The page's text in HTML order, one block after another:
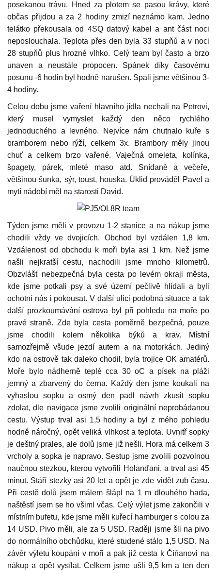
posekanou trávu. Hned za plotem se pasou krávy, které
občas přijdou a za 2 hodiny zmizí neznámo kam. Jedno
telátko překousala od 4SQ datový kabel a ant část noci
neposlouchala. Teplota přes den byla 33 stupňů a v noci
28 stupňů plus hrozné vlhko. Celý team byl často a brzo
unaven a neustále propocen. Spánek díky časovému
posunu -6 hodin byl hodně narušen. Spali jsme většinou 3-
4 hodiny.
Celou dobu jsme vaření hlavního jídla nechali na Petrovi,
který musel vymyslet každý den něco rychlého
jednoduchého a levného. Nejvíce nám chutnalo kuře s
bramborem nebo rýží, celkem 3x. Brambory měly jinou
chuť a celkem brzo vařené. Vaječná omeleta, kolínka,
špagety, párek, mleté maso atd. Snídaně a večeře,
většinou šunka, sýr, toust, houska. Úklid prováděl Pavel a
mytí nádobí měl na starosti David.
Týden jsme měli v provozu 1-2 stanice a na nákup jsme
chodili vždy ve dvojicích. Obchod byl vzdálen 1,8 km.
Vzdálenost od obchodu k moři byla asi 1 km. Než jsme
našli nejkratší cestu, nachodili jsme mnoho kilometrů.
Obzvlášť nebezpečná byla cesta po levém okraji města,
kde jsme potkali psy a své území pečlivě hlídali a byli
ochotní nás i pokousat. V další ulici podobná situace a tak
další prozkoumávání ostrova byl při pohledu na moře po
pravé straně. Zde byla cesta poměrně bezpečná, pouze
jsme chodili kolem několika býků a krav. Místní
samozřejmě všude jezdí autem a na motorkách. Jediný
kdo na ostrově tak daleko chodil, byla trojice OK amatérů.
Moře bylo nádherně teplé cca 30 oC a písek na pláži
jemný a zbarvený do černa. Každý den jsme koukali na
vyhaslou sopku a osmý den padl návrh zkusit sopku
zdolat, dle navigace jsme zvolili originální neprobádanou
cestu. Výstup trval asi 1,5 hodiny a byl z mého pohledu
hodně náročný, opět veliká vlhkost a teplota. Uvnitř sopky
je deštný prales, ale dolů jsme již nešli. Hora má celkem 3
vrcholy a sopka je napravo. Sestup jsme zvolili pozvolnou
naučnou stezkou, kterou vytvořili Holanďani, a trval asi 45
minut. Stáří stezky asi 20 let a opět je zde vidět zub času.
Při cestě dolů jsem málem šlápl na 1 m dlouhého hada,
naštěstí jsem se ho všiml včas. Celý výlet jsme zakončili v
místním bufetu, kde jsme měli kuřecí hamburger s colou za
14 USD. Pivo měli, ale za 5 USD. Raději jsme šli na pivo
do normálního obchůdku, které studené stálo 1,5 USD. Na
závěr výletu koupání v moři a pak již cesta k Číňanovi na
nákup a opět vysílat. Celkem jsme ušli 9,5 km a ten den